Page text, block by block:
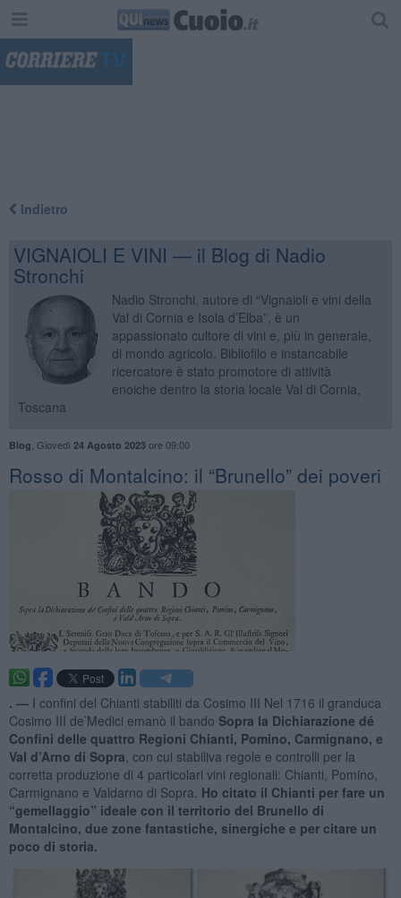
Indietro
VIGNAIOLI E VINI — il Blog di Nadio
Stronchi
Nadio Stronchi, autore di “Vignaioli e vini della
Val di Cornia e Isola d’Elba”, è un
appassionato cultore di vini e, più in generale,
di mondo agricolo. Bibliofilo e instancabile
ricercatore è stato promotore di attività
enoiche dentro la storia locale Val di Cornia,
Toscana
Blog Giovedì 24 Agosto 2023ore 09:00
​Rosso di Montalcino: il “Brunello” dei poveri
. — I confini del Chianti stabiliti da Cosimo III Nel 1716 il granduca
Cosimo III de’Medici emanò il bando Sopra la Dichiarazione dé
Confini delle quattro Regioni Chianti, Pomino, Carmignano, e
Val d’Arno di Sopra , con cui stabiliva regole e controlli per la
corretta produzione di 4 particolari vini regionali: Chianti, Pomino,
Carmignano e Valdarno di Sopra. Ho citato il Chianti per fare un
“gemellaggio” ideale con il territorio del Brunello di
Montalcino, due zone fantastiche, sinergiche e per citare un
poco di storia.